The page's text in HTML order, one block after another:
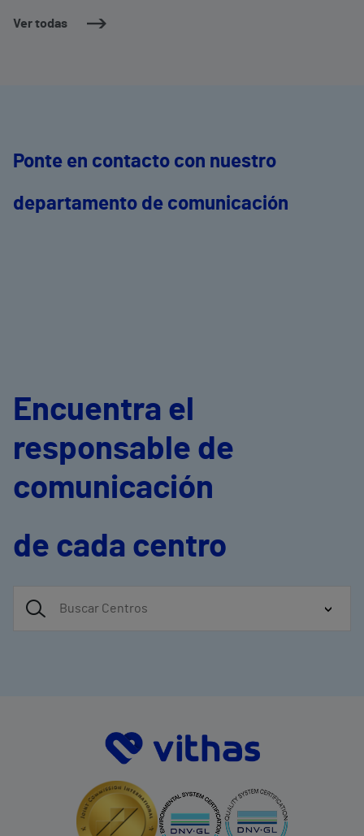
Ver todas
Ponte en contacto con nuestro
departamento de comunicación
Encuentra el
responsable de
comunicación
de cada centro